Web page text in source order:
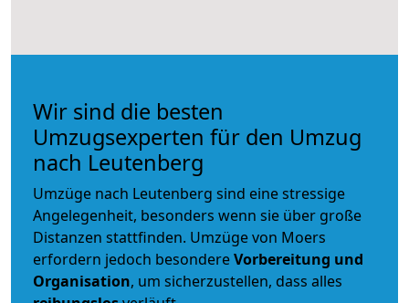
Wir sind die besten
Umzugsexperten für den Umzug
nach Leutenberg
Umzüge nach Leutenberg sind eine stressige
Angelegenheit, besonders wenn sie über große
Distanzen stattfinden. Umzüge von Moers
erfordern jedoch besondereVorbereitung und
Organisation, um sicherzustellen, dass alles